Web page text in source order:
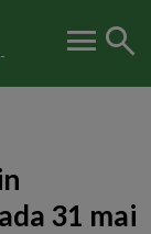
-
menu search
31 mai